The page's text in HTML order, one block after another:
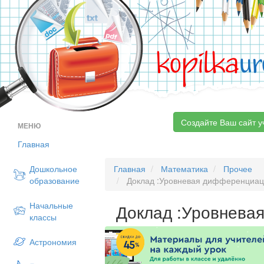
kopilka
МЕНЮ
Главная
Дошкольное
образование
Начальные
классы
Астрономия
Создайте Ваш сайт
Главная Математика
Прочее
Доклад :Уровневая
Доклад